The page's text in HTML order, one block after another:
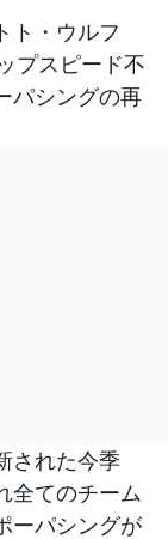
ト・ウルフ
プスピード不
パシングの再
された今季
全てのチーム
ーパシングが